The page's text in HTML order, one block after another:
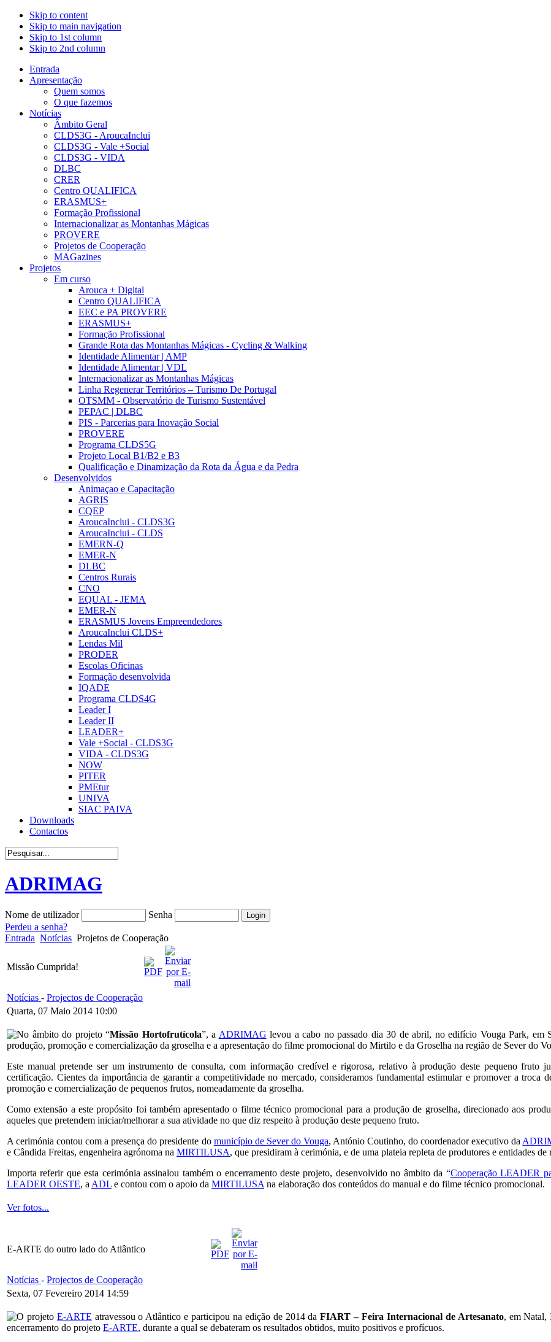
Skip to content
Skip to main navigation
Skip to 1st column
Skip to 2nd column
Entrada
Apresentação
Quem somos
O que fazemos
Notícias
Âmbito Geral
CLDS3G - AroucaInclui
CLDS3G - Vale +Social
CLDS3G - VIDA
DLBC
CRER
Centro QUALIFICA
ERASMUS+
Formação Profissional
Internacionalizar as Montanhas Mágicas
PROVERE
Projetos de Cooperação
MAGazines
Projetos
Em curso
Arouca + Digital
Centro QUALIFICA
EEC e PA PROVERE
ERASMUS+
Formação Profissional
Grande Rota das Montanhas Mágicas - Cycling & Walking
Identidade Alimentar | AMP
Identidade Alimentar | VDL
Internacionalizar as Montanhas Mágicas
Linha Regenerar Territórios – Turismo De Portugal
OTSMM - Observatório de Turismo Sustentável
PEPAC | DLBC
PIS - Parcerias para Inovação Social
PROVERE
Programa CLDS5G
Projeto Local B1/B2 e B3
Qualificação e Dinamização da Rota da Água e da Pedra
Desenvolvidos
Animaçao e Capacitação
AGRIS
CQEP
AroucaInclui - CLDS3G
AroucaInclui - CLDS
EMERN-Q
EMER-N
DLBC
Centros Rurais
CNO
EQUAL - JEMA
EMER-N
ERASMUS Jovens Empreendedores
AroucaInclui CLDS+
Lendas Mil
PRODER
Escolas Oficinas
Formação desenvolvida
IQADE
Programa CLDS4G
Leader I
Leader II
LEADER+
Vale +Social - CLDS3G
VIDA - CLDS3G
NOW
PITER
PMEtur
UNIVA
SIAC PAIVA
Downloads
Contactos
ADRIMAG
Nome de utilizador
Senha
Perdeu a senha?
Entrada Notícias Projetos de Cooperação
Missão Cumprida!
Notícias - Projectos de Cooperação
Quarta, 07 Maio 2014 10:00
No âmbito do projeto “Missão Hortofrutícola”, a ADRIMAG levou a cabo no passado dia 30 de abril, no edifício Vouga Park, em
produção, promoção e comercialização da groselha e a apresentação do filme promocional do Mirtilo e da Groselha na região de Sever do
Este manual pretende ser um instrumento de consulta, com informação credível e rigorosa, relativo à produção deste pequeno fruto
certificação. Cientes da importância de garantir a competitividade no mercado, consideramos fundamental estimular e promover a troca
promoção e comercialização de pequenos frutos, nomeadamente da groselha.
Como extensão a este propósito foi também apresentado o filme técnico promocional para a produção de groselha, direcionado aos
aqueles que pretendem iniciar/melhorar a sua atividade no que diz respeito à produção deste pequeno fruto.
A cerimónia contou com a presença do presidente do município de Sever do Vouga, António Coutinho, do coordenador executivo da
e Cândida Freitas, engenheira agrónoma na MIRTILUSA, que presidiram à cerimónia, e de uma plateia repleta de produtores e entidades de
Importa referir que esta cerimónia assinalou também o encerramento deste projeto, desenvolvido no âmbito da “Cooperação LEADER
LEADER OESTE, a ADL e contou com o apoio da MIRTILUSA na elaboração dos conteúdos do manual e do filme técnico promocional.
Ver fotos...
E-ARTE do outro lado do Atlântico
Notícias - Projectos de Cooperação
Sexta, 07 Fevereiro 2014 14:59
O projeto E-ARTE atravessou o Atlântico e participou na edição de 2014 daFIART – Feira Internacional de Artesanato, em Natal,
encerramento do projeto E-ARTE, durante a qual se debateram os resultados obtidos, muito positivos e profícuos.